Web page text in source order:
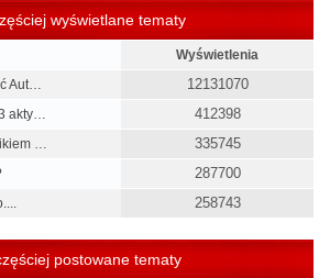
wyświetlane tematy
Wyświetlenia
Aut…
12131070
akty… 412398
… 335745
287700
258743
postowane tematy